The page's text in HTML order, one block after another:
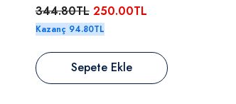
40 Tablet
344.80TL 250.00TL
Kazanç 94.80TL
Sepete Ekle